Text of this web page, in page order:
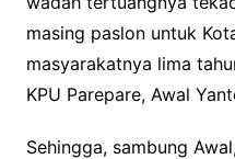
masing paslon untuk
masyarakatnya lima
KPU Parepare, Awal
Sehingga, sambung